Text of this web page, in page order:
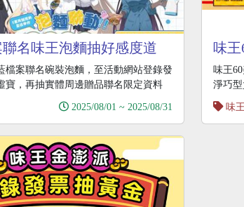
名味王泡麵抽好感度道
邊
檔案聯名碗裝泡麵，至活動網站登錄發
寶，再抽實體周邊贈品聯名限定資料
2025/08/01 ~ 2025/08/31
味王
3M
味王
淨巧
味